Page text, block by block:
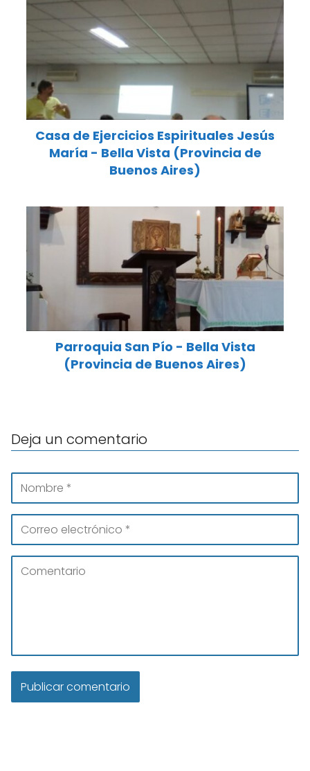
Casa de Ejercicios Espirituales Jesús
María - Bella Vista (Provincia de
Buenos Aires)
Parroquia San Pío - Bella Vista
(Provincia de Buenos Aires)
Deja un comentario